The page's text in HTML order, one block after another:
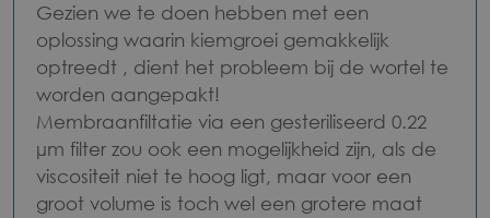
Gezien we te doen hebben met een
oplossing waarin kiemgroei gemakkelijk
optreedt , dient het probleem bij de wortel te
worden aangepakt!
Membraanfiltatie via een gesteriliseerd 0.22
µm filter zou ook een mogelijkheid zijn, als de
viscositeit niet te hoog ligt, maar voor een
groot volume is toch wel een grotere maat